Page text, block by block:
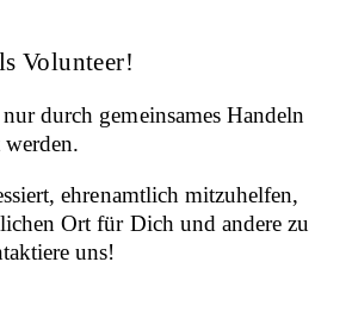
Volunteer!
durch gemeinsames Handeln
ehrenamtlich mitzuhelfen,
Ort für Dich und andere zu
uns!